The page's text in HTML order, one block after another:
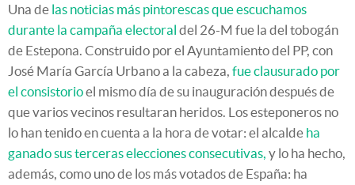
Una de las noticias más pintorescas que escuchamos
durante la campaña electoral del 26-M fue la del tobogán
de Estepona. Construido por el Ayuntamiento del PP, con
José María García Urbano a la cabeza, fue clausurado por
el consistorioel mismo día de su inauguración después de
que varios vecinos resultaran heridos. Los esteponeros no
lo han tenido en cuenta a la hora de votar: el alcalde ha
ganado sus terceras elecciones consecutivas, y lo ha hecho,
además, como uno de los más votados de España: ha